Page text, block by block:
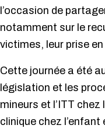
l’occasion de
notamment sur le
victimes, leur prise
Cette journée a été
législation et les
mineurs et l’ITT chez
clinique chez l’enfant